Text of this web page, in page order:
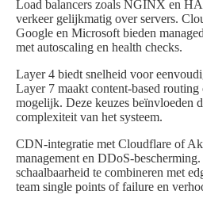
Load balancers zoals NGINX en
verkeer gelijkmatig over servers.
Google en Microsoft bieden
met autoscaling en health checks.
Layer 4 biedt snelheid voor
Layer 7 maakt content-based
mogelijk. Deze keuzes beïnvloeden
complexiteit van het systeem.
CDN-integratie met Cloudflare of
management en DDoS-
schaalbaarheid te combineren met
team single points of failure en